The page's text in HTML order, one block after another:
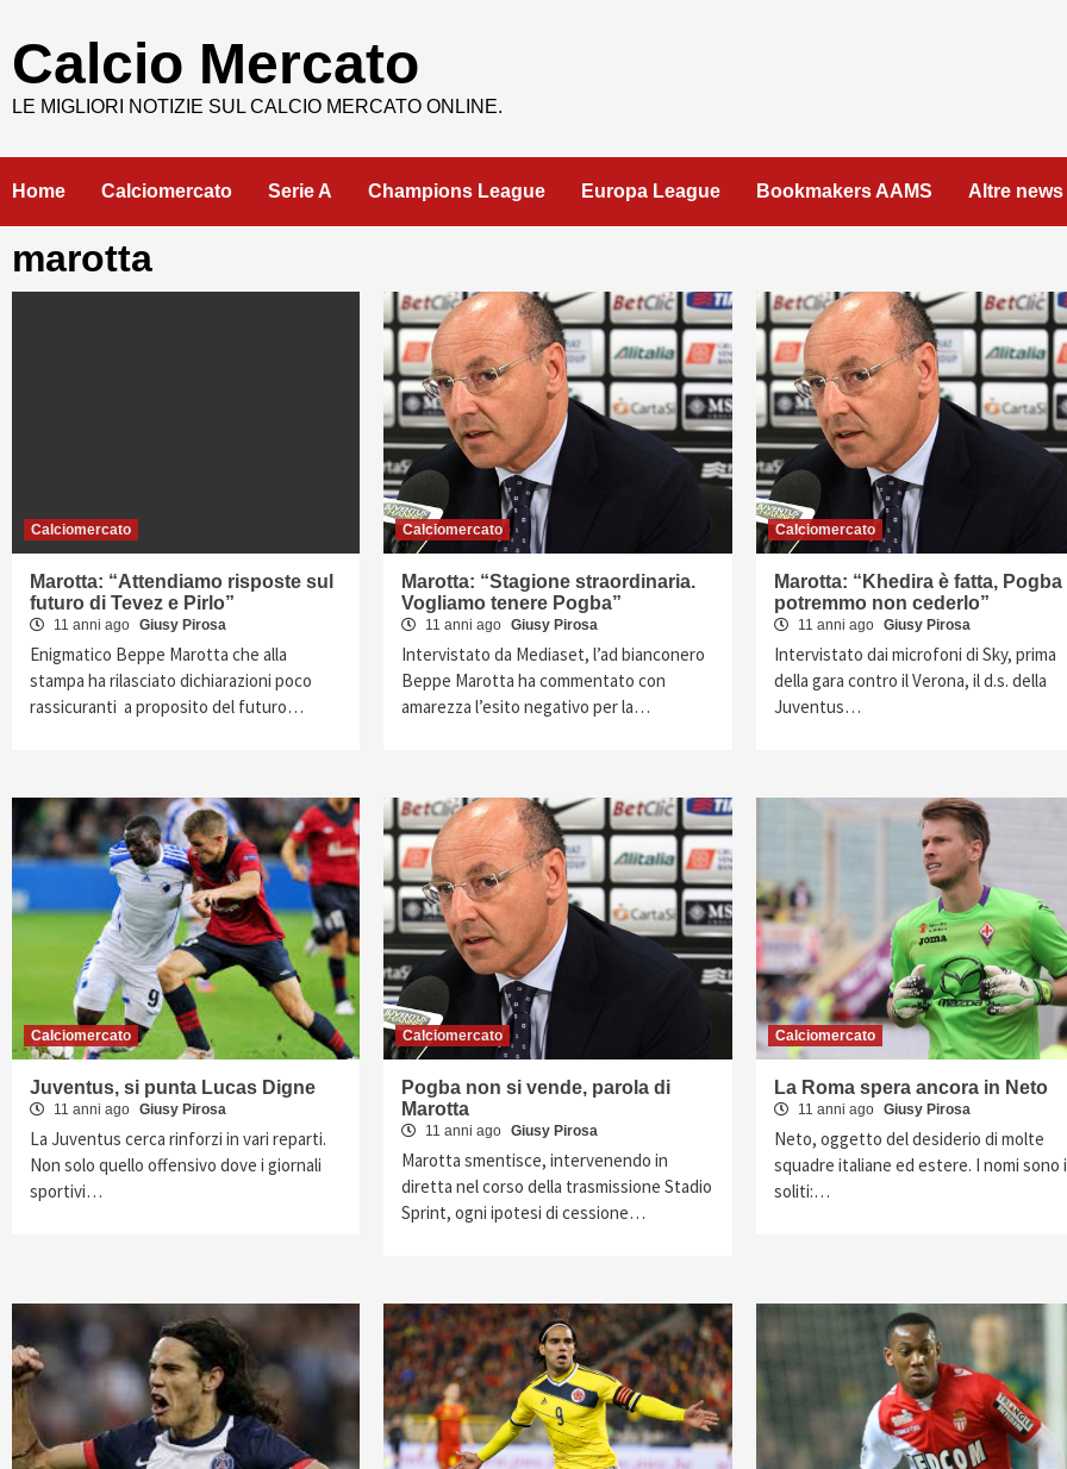
content
Calcio Mercato
LE MIGLIORI NOTIZIE SUL CALCIO MERCATO ONLINE.
Home Calciomercato Serie A Champions League Europa League Bookmakers AAMS Altre news
marotta
Calciomercato
Marotta: “Attendiamo risposte sul
futuro di Tevez e Pirlo”
11 anni ago Giusy Pirosa
Enigmatico Beppe Marotta che alla
stampa ha rilasciato dichiarazioni poco
rassicuranti a proposito del futuro…
Calciomercato
Marotta: “Stagione straordinaria.
Vogliamo tenere Pogba”
11 anni ago Giusy Pirosa
Intervistato da Mediaset, l’ad bianconero
Beppe Marotta ha commentato con
amarezza l’esito negativo per la…
Calciomercato
Marotta: “Khedira è fatta, Pogba
potremmo non cederlo”
11 anni ago Giusy Pirosa
Intervistato dai microfoni di Sky, prima
della gara contro il Verona, il d.s. della
Juventus…
Calciomercato
Juventus, si punta Lucas Digne
11 anni ago Giusy Pirosa
La Juventus cerca rinforzi in vari reparti.
Non solo quello offensivo dove i giornali
sportivi…
Calciomercato
Pogba non si vende, parola di
Marotta
11 anni ago Giusy Pirosa
Marotta smentisce, intervenendo in
diretta nel corso della trasmissione Stadio
Sprint, ogni ipotesi di cessione…
Calciomercato
La Roma spera ancora in Neto
11 anni ago Giusy Pirosa
Neto, oggetto del desiderio di molte
squadre italiane ed estere. I nomi sono i
soliti:…